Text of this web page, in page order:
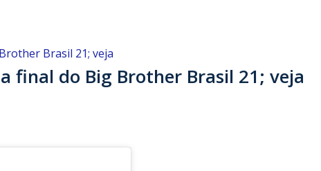
final do Big Brother Brasil 21; veja